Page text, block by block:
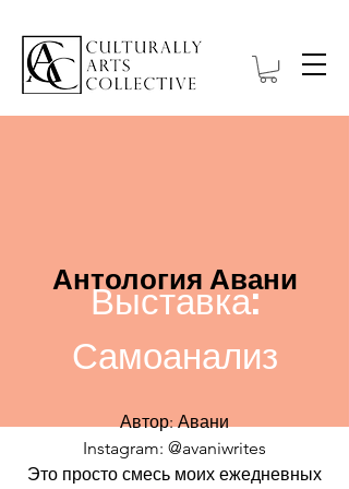
Выставка:
Самоанализ
Антология Авани
Автор: Авани
Instagram: @avaniwrites
Это просто смесь моих ежедневных